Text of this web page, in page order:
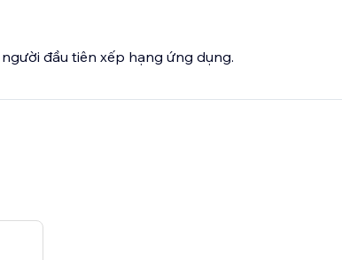
đầu tiên xếp hạng ứng dụng.